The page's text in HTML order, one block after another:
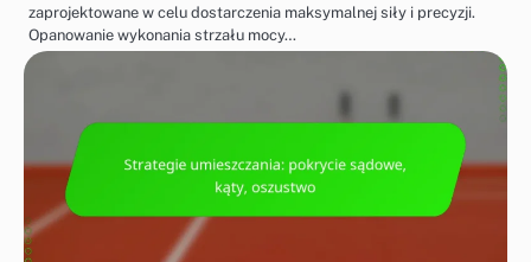
zaprojektowane w celu dostarczenia maksymalnej siły i precyzji.
Opanowanie wykonania strzału mocy…